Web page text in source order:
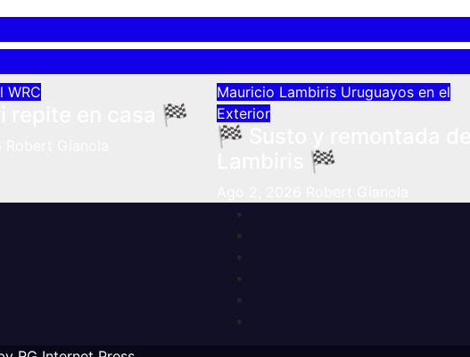
WRC
repite en casa 🏁
Mauricio Lambiris Uruguayos en el
Exterior
🏁 Susto y remontada de
Lambiris 🏁